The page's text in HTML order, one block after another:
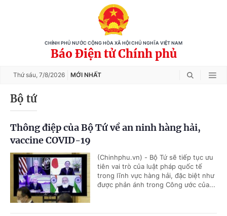
CHÍNH PHỦ NƯỚC CỘNG HÒA XÃ HỘI CHỦ NGHĨA VIỆT NAM
Báo Điện tử Chính phủ
Thứ sáu, 7/8/2026 MỚI NHẤT
Bộ tứ
Thông điệp của Bộ Tứ về an ninh hàng hải,
vaccine COVID-19
(Chinhphu.vn) - Bộ Tứ sẽ tiếp tục ưu
tiên vai trò của luật pháp quốc tế
trong lĩnh vực hàng hải, đặc biệt như
được phản ánh trong Công ước của...